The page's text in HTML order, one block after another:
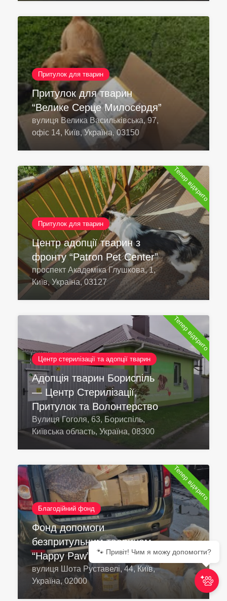
Притулок для тварин
Притулок для тварин
“Велике Серце Милосердя”
вулиця Велика Васильківська, 97,
офіс 14, Київ, Україна, 03150
Тепер відкрито
Притулок для тварин
Центр адопції тварин з
фронту “Patron Pet Center”
проспект Академіка Глушкова, 1,
Київ, Україна, 03127
Тепер відкрито
Центр стерилізації та адопції тварин
Адопція тварин Бориспіль
— Центр Стерилізації,
Притулок та Волонтерство
Вулиця Гоголя, 63, Бориспіль,
Київська область, Україна, 08300
Тепер відкрито
Благодійний фонд
Фонд допомоги
безпритульним тваринам
“Happy Paw”
вулиця Шота Руставелі, 44, Київ,
Україна, 02000
🐾 Привіт! Чим я можу допомогти?